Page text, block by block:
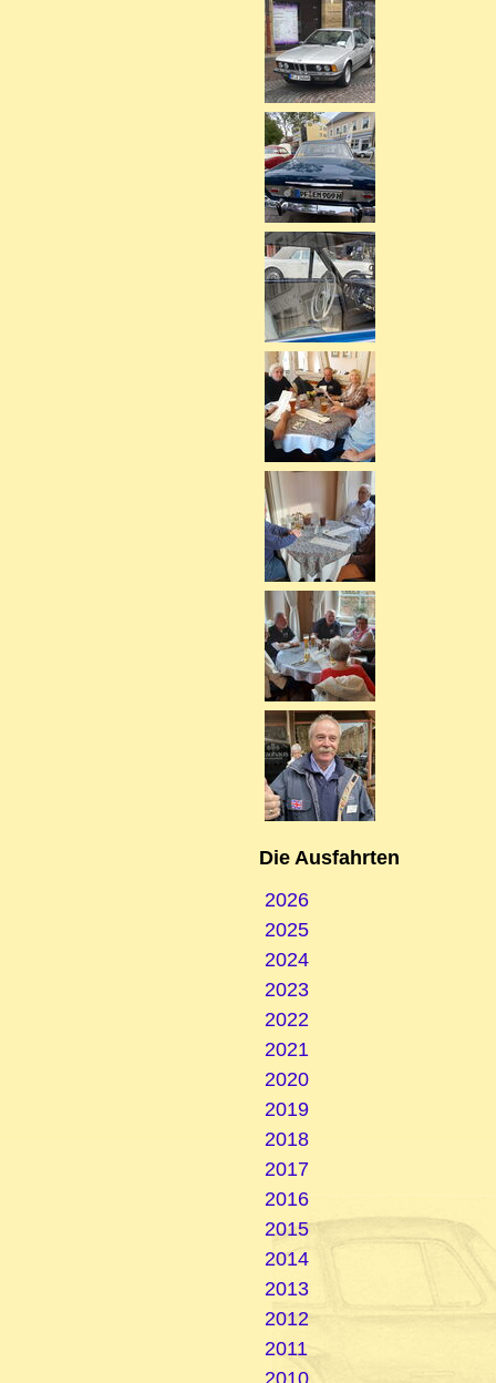
Die Ausfahrten
2026
2025
2024
2023
2022
2021
2020
2019
2018
2017
2016
2015
2014
2013
2012
2011
2010